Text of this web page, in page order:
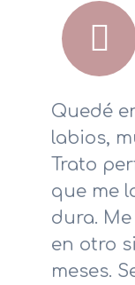
Quedé
labios,
Trato
que me
dura.
en otro
meses.